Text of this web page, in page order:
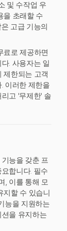
및 수작업 우
을 초래할 수
고급 기능의
료로 제공하면
. 사용자는 일
제한되는 고객
이러한 제한을
고 '무제한' 솔
능을 갖춘 프
합니다. 필수
, 이를 통해 모
지할 수 있습니
능을 지원하는
을 유지하는